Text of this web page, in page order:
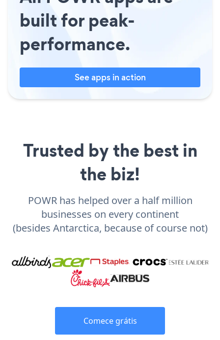
built for peak-
performance.
See apps in action
Trusted by the best in
the biz!
POWR has helped over a half million
businesses on every continent
(besides Antarctica, because of course not)
Comece grátis